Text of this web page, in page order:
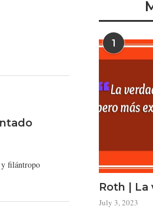
y filántropo
1
Roth | La
July 3, 2023